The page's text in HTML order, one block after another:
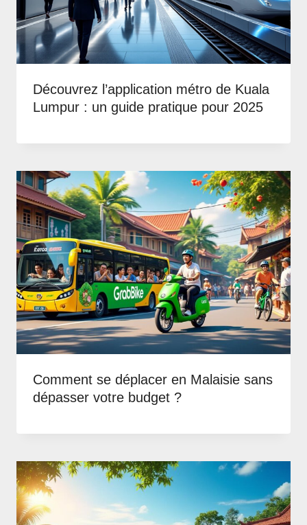
Découvrez l’application métro de Kuala
Lumpur : un guide pratique pour 2025
Comment se déplacer en Malaisie sans
dépasser votre budget ?